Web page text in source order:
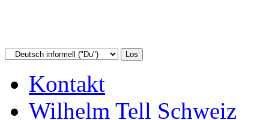
Kontakt
Wilhelm Tell Schweiz